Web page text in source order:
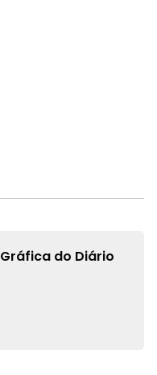
Gráfica do Diário